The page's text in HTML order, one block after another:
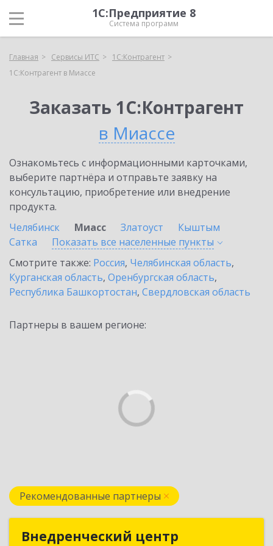
1С:Предприятие 8
Система программ
Главная Сервисы ИТС
1С:Контрагент
1С:Контрагент в Миассе
Заказать 1С:Контрагент
в Миассе
Ознакомьтесь с информационными карточками,
выберите партнёра и отправьте заявку на
консультацию, приобретение или внедрение
продукта.
Челябинск
Миасс Златоуст
Кыштым
Сатка
Показать все населенные пункты
Смотрите также: Россия, Челябинская область,
Курганская область, Оренбургская область,
Республика Башкортостан, Свердловская область
Партнеры в вашем регионе:
Рекомендованные партнеры
Внедренческий центр
Внедренческий центр